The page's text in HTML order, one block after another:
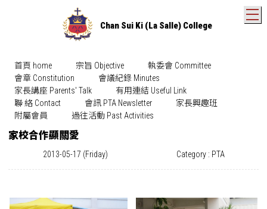
Chan Sui Ki (La Salle) College
首頁 home 宗旨 Objective
執委會 Committee
會章 Constitution
會議紀錄 Minutes
家長講座 Parents' Talk
有用連結 Useful Link
聯 絡 Contact
會訊 PTA Newsletter
家長興趣班
附屬會員
過往活動 Past Activities
家校合作顯關愛
2013-05-17 (Friday) Category : PTA